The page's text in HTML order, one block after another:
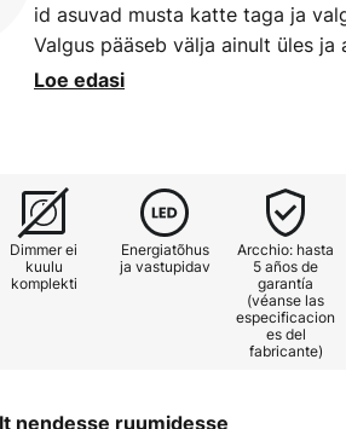
id asuvad musta katte taga ja
Valgus pääseb välja ainult üles
pimestamatu. Valgustite kuju on
mõjutab positiivselt ka
Integreeritud LED-tehnoloogia
ühendab heleda valguse
- reguleeritav triaak-dimmeriga
Loe edasi
Dimmer ei
kuulu
komplekti
Energiatõhus
ja vastupidav
Arcchio: hasta
5 años de
garantía
(véanse las
especificacion
es del
fabricante)
nendesse ruumidesse